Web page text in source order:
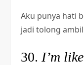
Aku punya hati
jadi tolong
30. I’m